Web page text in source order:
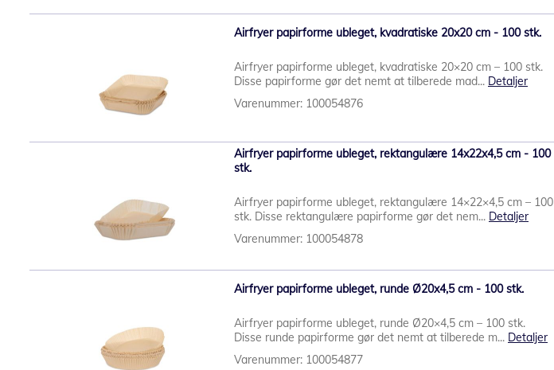
Airfryer papirforme ubleget, kvadratiske 20x20 cm - 100 stk.
Airfryer papirforme ubleget, kvadratiske 20×20 cm – 100 stk.
Disse papirforme gør det nemt at tilberede mad... Detaljer
Varenummer: 100054876
Airfryer papirforme ubleget, rektangulære 14x22x4,5 cm - 100
stk.
Airfryer papirforme ubleget, rektangulære 14×22×4,5 cm – 100
stk. Disse rektangulære papirforme gør det nem... Detaljer
Varenummer: 100054878
Airfryer papirforme ubleget, runde Ø20x4,5 cm - 100 stk.
Airfryer papirforme ubleget, runde Ø20×4,5 cm – 100 stk.
Disse runde papirforme gør det nemt at tilberede m... Detaljer
Varenummer: 100054877